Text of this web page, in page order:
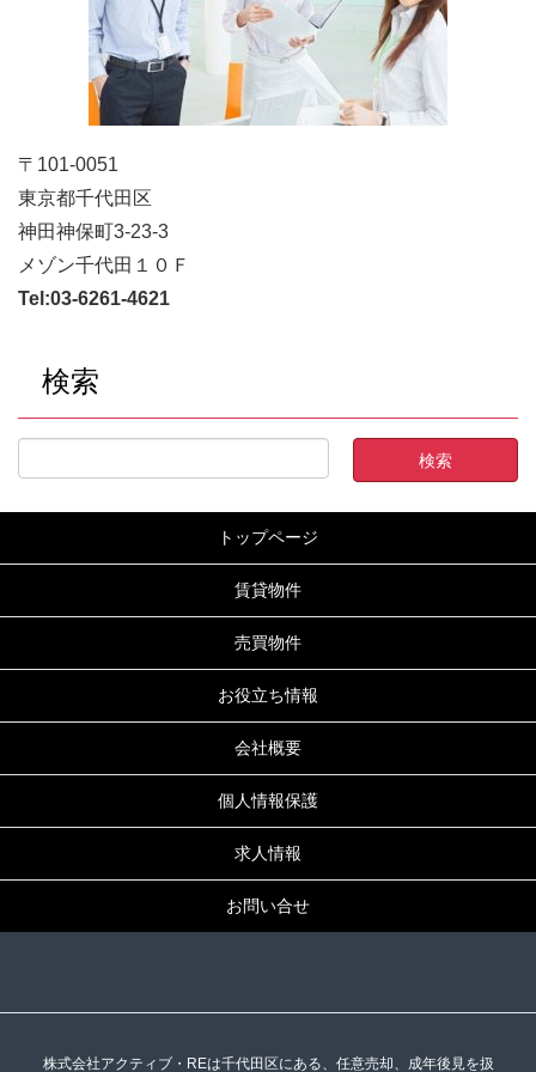
〒101-0051
東京都千代田区
神田神保町3-23-3
メゾン千代田１０Ｆ
Tel:03-6261-4621
検索
トップページ
賃貸物件
売買物件
お役立ち情報
会社概要
個人情報保護
求人情報
お問い合せ
株式会社アクティブ・REは千代田区にある、任意売却、成年後見を扱